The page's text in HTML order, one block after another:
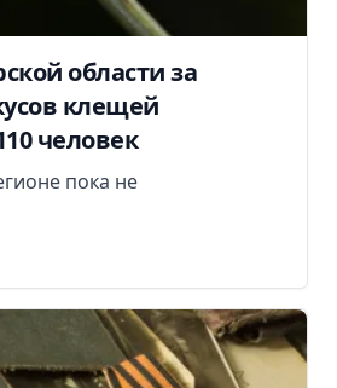
области за
клещей
человек
пока не